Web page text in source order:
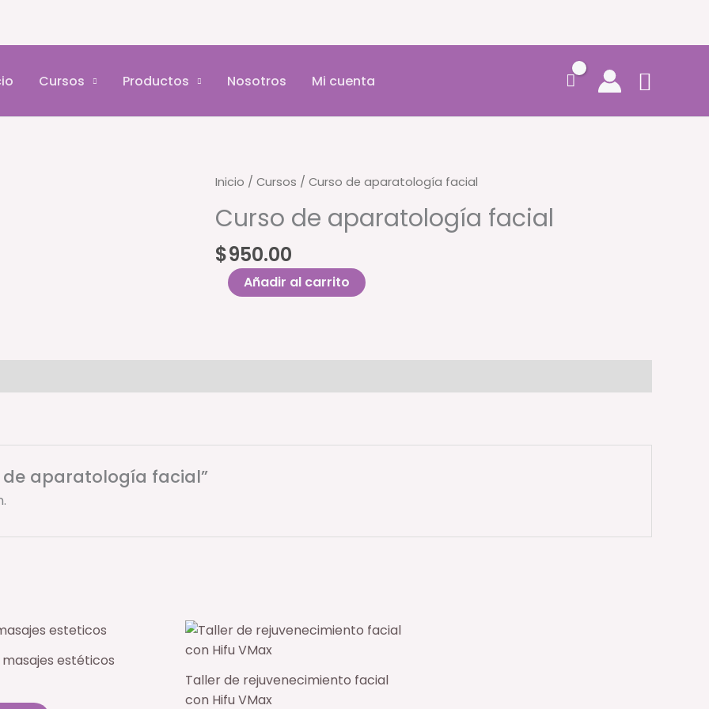
Cursos Productos Nosotros Mi cuenta
Inicio / Cursos / Curso de aparatología facial
Curso de aparatología facial
$950.00
Curso
de
cantidad
Añadir al carrito
de aparatología facial”
estéticos
Taller de rejuvenecimiento facial
con Hifu VMax